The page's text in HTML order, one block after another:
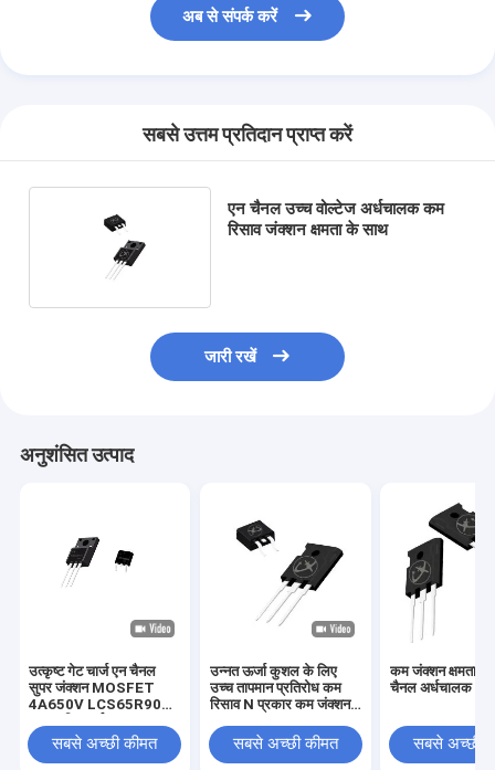
अब से संपर्क करें
सबसे उत्तम प्रतिदान प्राप्त करें
एन चैनल उच्च वोल्टेज अर्धचालक कम
रिसाव जंक्शन क्षमता के साथ
जारी रखें
अनुशंसित उत्पाद
उत्कृष्ट गेट चार्ज एन चैनल
सुपर जंक्शन MOSFET
4A650V LCS65R900
सबसे अच्छी कीमत
उन्नत ऊर्जा कुशल के लिए
उच्च तापमान प्रतिरोध कम
रिसाव N प्रकार कम जंक्शन
सबसे अच्छी कीमत
कम जंक्शन क्षमता
चैनल अर्धचालक
सबसे अच्छी